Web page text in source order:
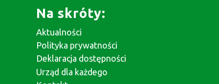
Na skróty:
Aktualności
Polityka prywatności
Deklaracja dostępności
Urząd dla każdego